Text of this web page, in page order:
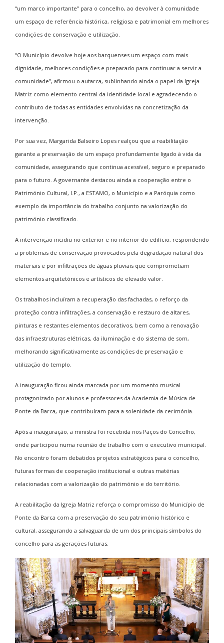
“um marco importante” para o concelho, ao devolver à comunidade
um espaço de referência histórica, religiosa e patrimonial em melhores
condições de conservação e utilização.
“O Município devolve hoje aos barquenses um espaço com mais
dignidade, melhores condições e preparado para continuar a servir a
comunidade”, afirmou o autarca, sublinhando ainda o papel da Igreja
Matriz como elemento central da identidade local e agradecendo o
contributo de todas as entidades envolvidas na concretização da
intervenção.
Por sua vez, Margarida Balseiro Lopes realçou que a reabilitação
garante a preservação de um espaço profundamente ligado à vida da
comunidade, assegurando que continua acessível, seguro e preparado
para o futuro. A governante destacou ainda a cooperação entre o
Património Cultural, I.P., a ESTAMO, o Município e a Paróquia como
exemplo da importância do trabalho conjunto na valorização do
património classificado.
A intervenção incidiu no exterior e no interior do edifício, respondendo
a problemas de conservação provocados pela degradação natural dos
materiais e por infiltrações de águas pluviais que comprometiam
elementos arquitetónicos e artísticos de elevado valor.
Os trabalhos incluíram a recuperação das fachadas, o reforço da
proteção contra infiltrações, a conservação e restauro de altares,
pinturas e restantes elementos decorativos, bem como a renovação
das infraestruturas elétricas, da iluminação e do sistema de som,
melhorando significativamente as condições de preservação e
utilização do templo.
A inauguração ficou ainda marcada por um momento musical
protagonizado por alunos e professores da Academia de Música de
Ponte da Barca, que contribuíram para a solenidade da cerimónia.
Após a inauguração, a ministra foi recebida nos Paços do Concelho,
onde participou numa reunião de trabalho com o executivo municipal.
No encontro foram debatidos projetos estratégicos para o concelho,
futuras formas de cooperação institucional e outras matérias
relacionadas com a valorização do património e do território.
A reabilitação da Igreja Matriz reforça o compromisso do Município de
Ponte da Barca com a preservação do seu património histórico e
cultural, assegurando a salvaguarda de um dos principais símbolos do
concelho para as gerações futuras.